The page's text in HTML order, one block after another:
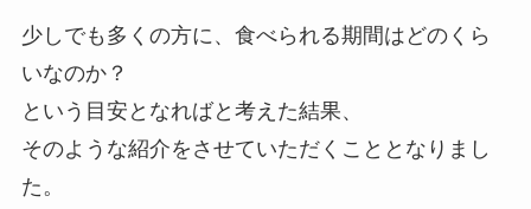
少しでも多くの方に、食べられる期間はどのくら
いなのか？
という目安となればと考えた結果、
そのような紹介をさせていただくこととなりまし
た。